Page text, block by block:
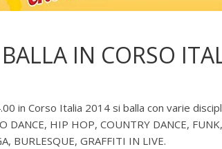
IN CORSO
in Corso Italia 2014 si balla con varie
DANCE, HIP HOP, COUNTRY DANCE,
BURLESQUE, GRAFFITI IN LIVE.